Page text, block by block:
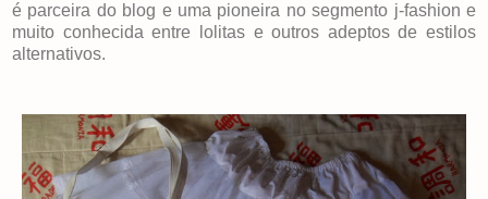
é parceira do blog e uma pioneira no segmento j-fashion e
muito conhecida entre lolitas e outros adeptos de estilos
alternativos.